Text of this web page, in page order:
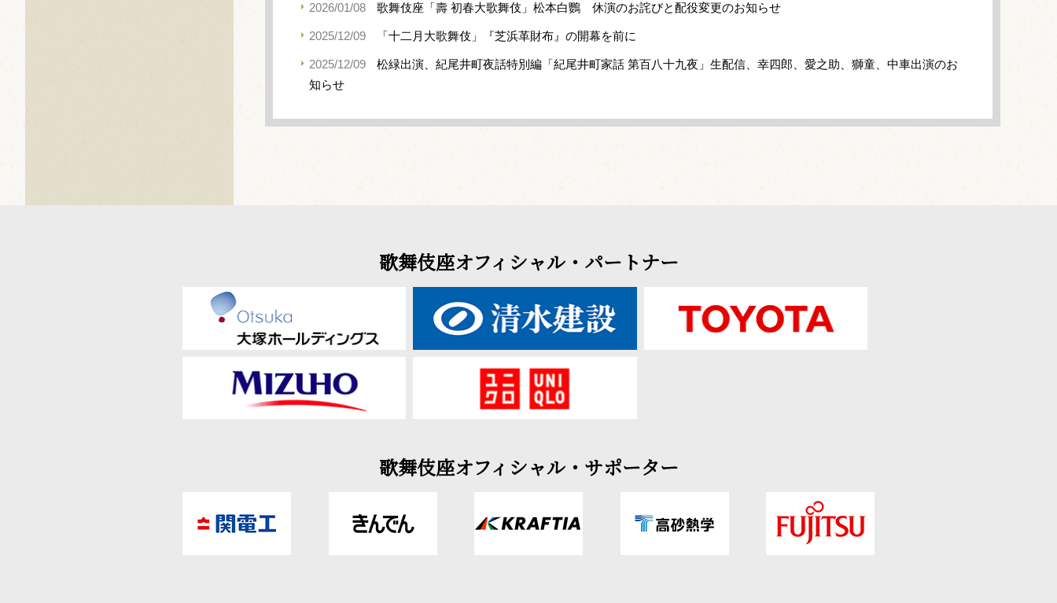
2026/01/08 歌舞伎座「壽 初春大歌舞伎」松本白鸚 休演のお詫びと配役変更のお知らせ
2025/12/09 「十二月大歌舞伎」『芝浜革財布』の開幕を前に
2025/12/09
松緑出演、紀尾井町夜話特別編「紀尾井町家話 第百八十九夜」生配信、幸四郎、愛之助、獅童、中車出演のお
知らせ
歌舞伎座オフィシャル・パートナー
歌舞伎座オフィシャル・サポーター